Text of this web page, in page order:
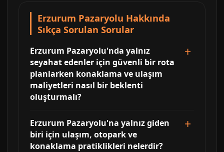
Erzurum Pazaryolu Hakkında
Sıkça Sorulan Sorular
Erzurum Pazaryolu'nda yalnız
seyahat edenler için güvenli bir rota
planlarken konaklama ve ulaşım
maliyetleri nasıl bir beklenti
oluşturmalı?
Erzurum Pazaryolu'na yalnız giden
biri için ulaşım, otopark ve
konaklama pratiklikleri nelerdir?